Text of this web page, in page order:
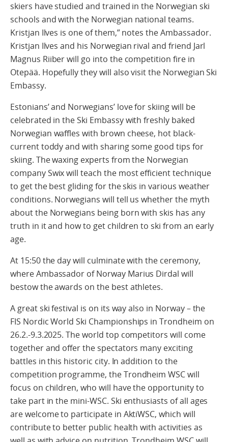
skiers have studied and trained in the Norwegian ski
schools and with the Norwegian national teams.
Kristjan Ilves is one of them,” notes the Ambassador.
Kristjan Ilves and his Norwegian rival and friend Jarl
Magnus Riiber will go into the competition fire in
Otepää. Hopefully they will also visit the Norwegian Ski
Embassy.
Estonians’ and Norwegians’ love for skiing will be
celebrated in the Ski Embassy with freshly baked
Norwegian waffles with brown cheese, hot black-
current toddy and with sharing some good tips for
skiing. The waxing experts from the Norwegian
company Swix will teach the most efficient technique
to get the best gliding for the skis in various weather
conditions. Norwegians will tell us whether the myth
about the Norwegians being born with skis has any
truth in it and how to get children to ski from an early
age.
At 15:50 the day will culminate with the ceremony,
where Ambassador of Norway Marius Dirdal will
bestow the awards on the best athletes.
A great ski festival is on its way also in Norway – the
FIS Nordic World Ski Championships in Trondheim on
26.2.-9.3.2025. The world top competitors will come
together and offer the spectators many exciting
battles in this historic city. In addition to the
competition programme, the Trondheim WSC will
focus on children, who will have the opportunity to
take part in the mini-WSC. Ski enthusiasts of all ages
are welcome to participate in AktiWSC, which will
contribute to better public health with activities as